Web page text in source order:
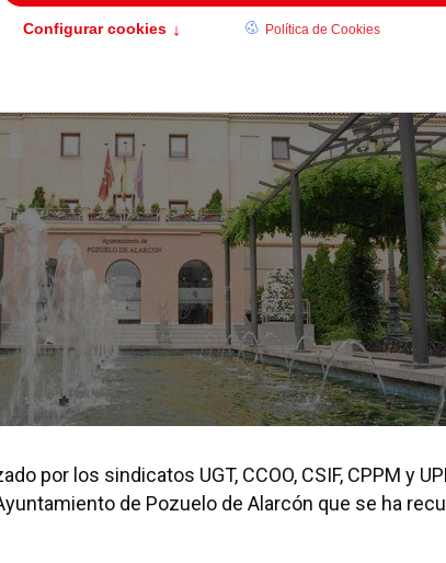
2019
por los sindicatos UGT, CCOO, CSIF, CPPM y
de Pozuelo de Alarcón que se ha